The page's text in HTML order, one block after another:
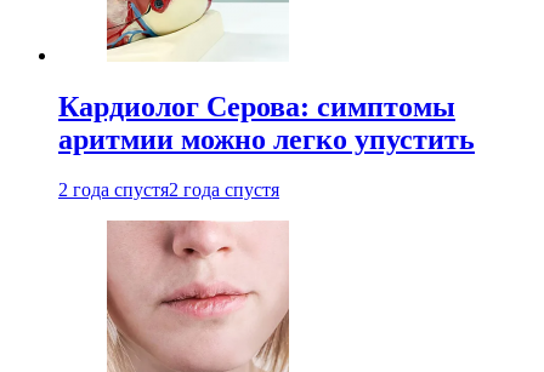
Кардиолог Серова: симптомы
аритмии можно легко упустить
2 года спустя2 года спустя